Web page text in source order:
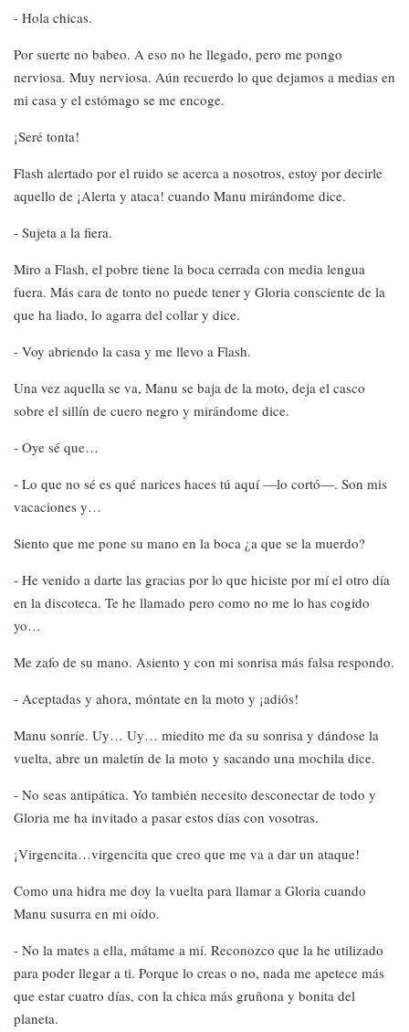
- Hola chicas.
Por suerte no babeo. A eso no he llegado, pero me pongo
nerviosa. Muy nerviosa. Aún recuerdo lo que dejamos a medias en
mi casa y el estómago se me encoge.
¡Seré tonta!
Flash alertado por el ruido se acerca a nosotros, estoy por decirle
aquello de ¡Alerta y ataca! cuando Manu mirándome dice.
- Sujeta a la fiera.
Miro a Flash, el pobre tiene la boca cerrada con media lengua
fuera. Más cara de tonto no puede tener y Gloria consciente de la
que ha liado, lo agarra del collar y dice.
- Voy abriendo la casa y me llevo a Flash.
Una vez aquella se va, Manu se baja de la moto, deja el casco
sobre el sillín de cuero negro y mirándome dice.
- Oye sé que…
- Lo que no sé es qué narices haces tú aquí —lo cortó—. Son mis
vacaciones y…
Siento que me pone su mano en la boca ¿a que se la muerdo?
- He venido a darte las gracias por lo que hiciste por mí el otro día
en la discoteca. Te he llamado pero como no me lo has cogido
yo…
Me zafo de su mano. Asiento y con mi sonrisa más falsa respondo.
- Aceptadas y ahora, móntate en la moto y ¡adiós!
Manu sonríe. Uy… Uy… miedito me da su sonrisa y dándose la
vuelta, abre un maletín de la moto y sacando una mochila dice.
- No seas antipática. Yo también necesito desconectar de todo y
Gloria me ha invitado a pasar estos días con vosotras.
¡Virgencita…virgencita que creo que me va a dar un ataque!
Como una hidra me doy la vuelta para llamar a Gloria cuando
Manu susurra en mi oído.
- No la mates a ella, mátame a mí. Reconozco que la he utilizado
para poder llegar a ti. Porque lo creas o no, nada me apetece más
que estar cuatro días, con la chica más gruñona y bonita del
planeta.